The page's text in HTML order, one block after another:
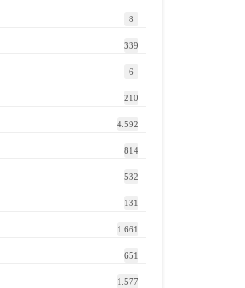
8
339
6
210
4.592
814
532
131
1.661
651
1.577